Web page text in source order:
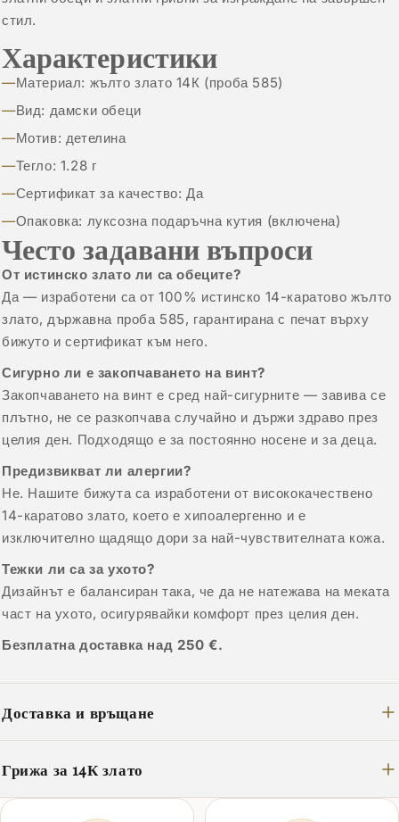
стил.
Характеристики
Материал: жълто злато 14К (проба 585)
Вид: дамски обеци
Мотив: детелина
Тегло: 1.28 г
Сертификат за качество: Да
Опаковка: луксозна подаръчна кутия (включена)
Често задавани въпроси
От истинско злато ли са обеците?
Да — изработени са от 100% истинско 14-каратово жълто
злато, държавна проба 585, гарантирана с печат върху
бижуто и сертификат към него.
Сигурно ли е закопчаването на винт?
Закопчаването на винт е сред най-сигурните — завива се
плътно, не се разкопчава случайно и държи здраво през
целия ден. Подходящо е за постоянно носене и за деца.
Предизвикват ли алергии?
Не. Нашите бижута са изработени от висококачествено
14-каратово злато, което е хипоалергенно и е
изключително щадящо дори за най-чувствителната кожа.
Тежки ли са за ухото?
Дизайнът е балансиран така, че да не натежава на меката
част на ухото, осигурявайки комфорт през целия ден.
Безплатна доставка над 250 €.
Доставка и връщане
Грижа за 14К злато